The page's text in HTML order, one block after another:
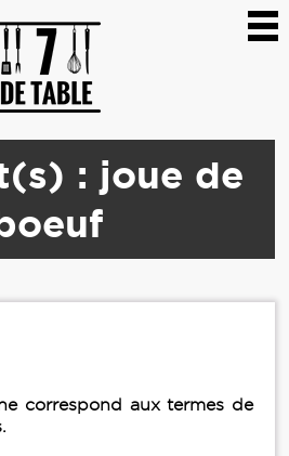
: joue de
correspond aux termes de